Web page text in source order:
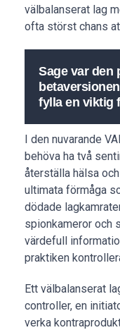
välbalanserat lag
ofta störst chans
Sage var den
fylla en viktig
I den nuvarande
behöva ha två
återställa hälsa
ultimata förmåga
dödade
spionkameror och
värdefull
praktiken
Ett välbalanserat
controller, en
verka